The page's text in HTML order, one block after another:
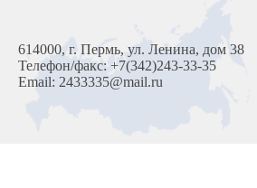
614000, г. Пермь, ул. Ленина, дом 38
Телефон/факс: +7(342)243-33-35
Email: 2433335@mail.ru